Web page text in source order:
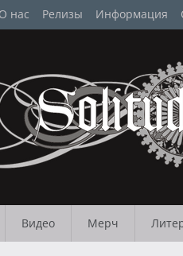
О нас Релизы Информация
Видео Мерч